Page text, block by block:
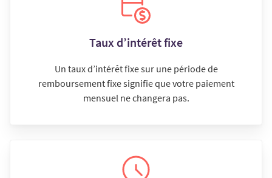
Taux d’intérêt fixe
Un taux d’intérêt fixe sur une période de
remboursement fixe signifie que votre paiement
mensuel ne changera pas.